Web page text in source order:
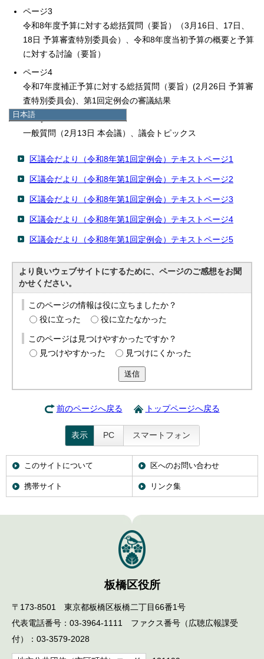
日本語
English
简体中文
ページ3
令和8年度予算に対する総括質問（要旨）（3月16日、17日、
18日 予算審査特別委員会）、令和8年度当初予算の概要と予算
に対する討論（要旨）
ページ4
令和7年度補正予算に対する総括質問（要旨）(2月26日 予算審
査特別委員会)、第1回定例会の審議結果
ページ5
一般質問（2月13日 本会議）、議会トピックス
区議会だより（令和8年第1回定例会）テキストページ1
区議会だより（令和8年第1回定例会）テキストページ2
区議会だより（令和8年第1回定例会）テキストページ3
区議会だより（令和8年第1回定例会）テキストページ4
区議会だより（令和8年第1回定例会）テキストページ5
より良いウェブサイトにするために、ページのご感想をお聞
かせください。
このページの情報は役に立ちましたか？
役に立った
役に立たなかった
このページは見つけやすかったですか？
見つけやすかった
見つけにくかった
送信
前のページへ戻る トップページへ戻る
表示 PC スマートフォン
このサイトについて 区へのお問い合わせ
携帯サイト リンク集
板橋区役所
〒173-8501 東京都板橋区板橋二丁目66番1号
代表電話番号：03-3964-1111 ファクス番号（広聴広報課受
付）：03-3579-2028